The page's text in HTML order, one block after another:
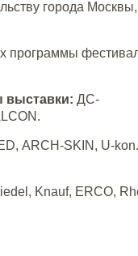
города Москвы,
программы
выставки: ДС-
ARCH-SKIN, U-kon.
Knauf, ERCO,